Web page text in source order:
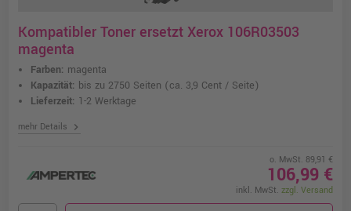
Kompatibler Toner ersetzt Xerox 106R03503
magenta
Farben: magenta
Kapazität: bis zu 2750 Seiten (ca. 3,9 Cent / Seite)
Lieferzeit: 1-2 Werktage
mehr Details chevron_right
o. MwSt. 89,91 €
106,99 €
inkl. MwSt. zzgl. Versand